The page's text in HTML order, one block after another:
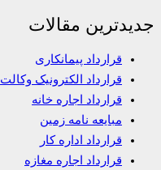
جدیدترین مقالات
قرارداد پیمانکاری
قرارداد الکترونیک وکالت
قرارداد اجاره خانه
مبایعه نامه زمین
قرارداد اداره کار
قرارداد اجاره مغازه